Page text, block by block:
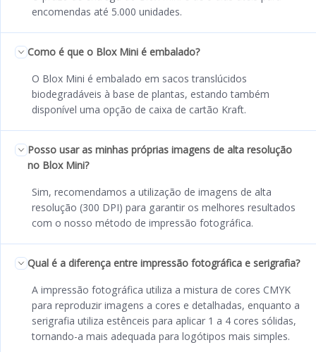
encomendas até 5.000 unidades.
Como é que o Blox Mini é embalado?
O Blox Mini é embalado em sacos translúcidos
biodegradáveis à base de plantas, estando também
disponível uma opção de caixa de cartão Kraft.
Posso usar as minhas próprias imagens de alta resolução
no Blox Mini?
Sim, recomendamos a utilização de imagens de alta
resolução (300 DPI) para garantir os melhores resultados
com o nosso método de impressão fotográfica.
Qual é a diferença entre impressão fotográfica e serigrafia?
A impressão fotográfica utiliza a mistura de cores CMYK
para reproduzir imagens a cores e detalhadas, enquanto a
serigrafia utiliza estênceis para aplicar 1 a 4 cores sólidas,
tornando-a mais adequada para logótipos mais simples.